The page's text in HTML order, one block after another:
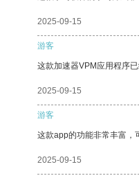
2025-09-15
游客
这款加速器VPM应用程序
2025-09-15
游客
这款app的功能非常丰富，
2025-09-15